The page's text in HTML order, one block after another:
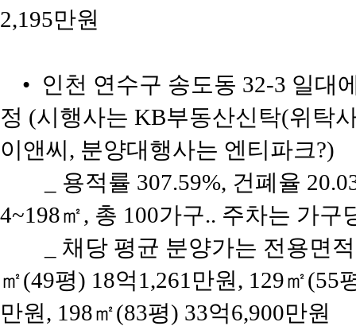
2,195만원
• 인천 연수구 송도동 32-3 일대
정 (시행사는 KB부동산신탁(위탁
이앤씨, 분양대행사는 엔티파크?)
_ 용적률 307.59%, 건폐율
4~198㎡, 총 100가구.. 주차는 가구
_ 채당 평균 분양가는 전용면
㎡(49평) 18억1,261만원, 129㎡(55
만원, 198㎡(83평) 33억6,900만원